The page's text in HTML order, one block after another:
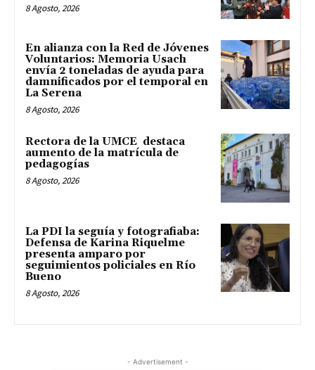
8 Agosto, 2026
En alianza con la Red de Jóvenes
Voluntarios: Memoria Usach
envía 2 toneladas de ayuda para
damnificados por el temporal en
La Serena
8 Agosto, 2026
Rectora de la UMCE destaca
aumento de la matrícula de
pedagogías
8 Agosto, 2026
La PDI la seguía y fotografiaba:
Defensa de Karina Riquelme
presenta amparo por
seguimientos policiales en Río
Bueno
8 Agosto, 2026
- Advertisement -